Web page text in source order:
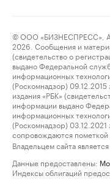
© ООО «БИЗНЕСПРЕСС»,
2026. Сообщения и
(свидетельство о
выдано Федеральной
информационных
(Роскомнадзор)
издания «РБК»
информации выдано
информационных
(Роскомнадзор)
сопровождаются пометкой
Владельцем сайта
Данные предоставлены:
Индексы облигаций